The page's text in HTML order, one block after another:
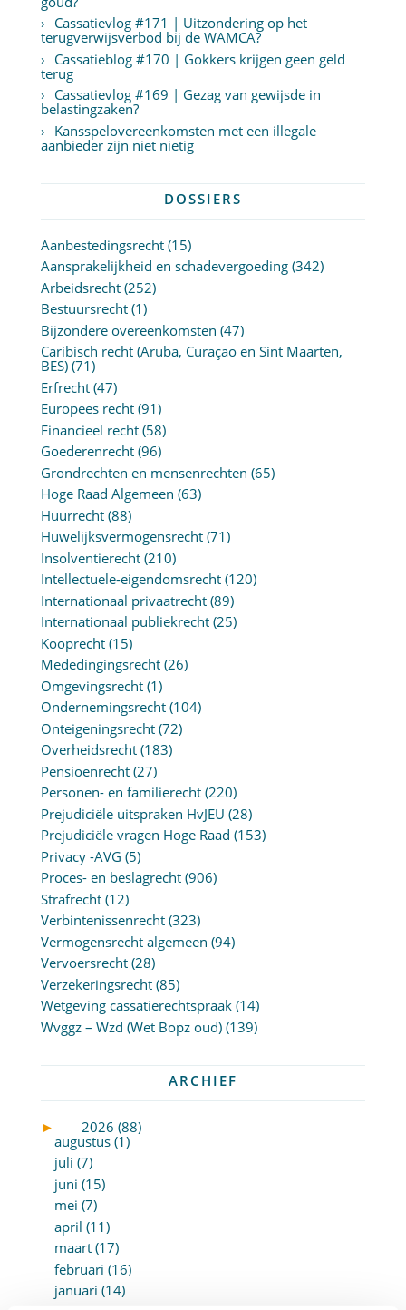
Cassatievlog #171 | Uitzondering op het
terugverwijsverbod bij de WAMCA?
Cassatieblog #170 | Gokkers krijgen geen geld
terug
Cassatievlog #169 | Gezag van gewijsde in
belastingzaken?
Kansspelovereenkomsten met een illegale
aanbieder zijn niet nietig
DOSSIERS
Aanbestedingsrecht(15)
Aansprakelijkheid en schadevergoeding(342)
Arbeidsrecht(252)
Bestuursrecht(1)
Bijzondere overeenkomsten (47)
Caribisch recht (Aruba, Curaçao en Sint Maarten,
BES)(71)
Erfrecht(47)
Europees recht(91)
Financieel recht(58)
Goederenrecht(96)
Grondrechten en mensenrechten (65)
Hoge Raad Algemeen (63)
Huurrecht(88)
Huwelijksvermogensrecht(71)
Insolventierecht(210)
Intellectuele-eigendomsrecht(120)
Internationaal privaatrecht(89)
Internationaal publiekrecht(25)
Kooprecht(15)
Mededingingsrecht(26)
Omgevingsrecht(1)
Ondernemingsrecht(104)
Onteigeningsrecht(72)
Overheidsrecht(183)
Pensioenrecht(27)
Personen- en familierecht(220)
Prejudiciële uitspraken HvJEU (28)
Prejudiciële vragen Hoge Raad (153)
Privacy -AVG (5)
Proces- en beslagrecht(906)
Strafrecht(12)
Verbintenissenrecht(323)
Vermogensrecht algemeen (94)
Vervoersrecht(28)
Verzekeringsrecht(85)
Wetgeving cassatierechtspraak(14)
Wvggz – Wzd (Wet Bopz oud)(139)
ARCHIEF
►
2026 (88)
augustus (1)
juli (7)
juni (15)
mei (7)
april (11)
maart (17)
februari (16)
januari (14)